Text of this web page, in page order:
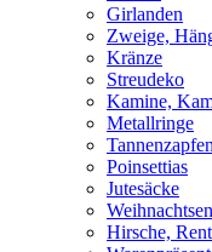
Girlanden
Zweige,
Kränze
Streudeko
Kamine,
Metallringe
Poinsettias
Jutesäcke
Hirsche,